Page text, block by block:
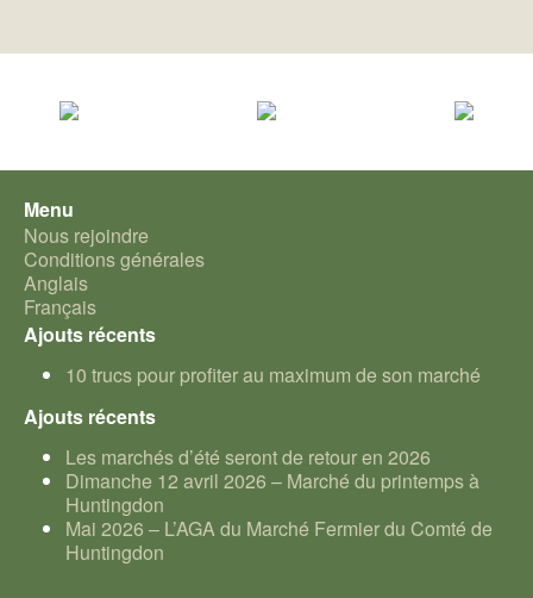
Menu
Nous rejoindre
Conditions générales
Anglais
Français
Ajouts récents
10 trucs pour profiter au maximum de son marché
Ajouts récents
Les marchés d’été seront de retour en 2026
Dimanche 12 avril 2026 – Marché du printemps à
Huntingdon
Mai 2026 – L’AGA du Marché Fermier du Comté de
Huntingdon